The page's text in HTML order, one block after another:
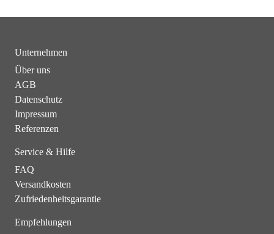
Unternehmen
Über uns
AGB
Datenschutz
Impressum
Referenzen
Service & Hilfe
FAQ
Versandkosten
Zufriedenheitsgarantie
Empfehlungen